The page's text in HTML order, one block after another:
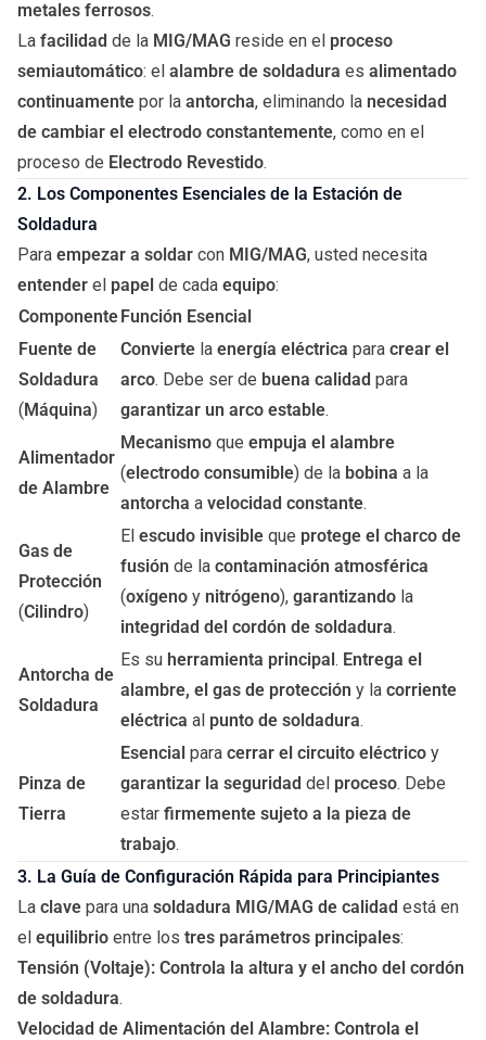
metales ferrosos.
La facilidad de la MIG/MAG reside en el proceso
semiautomático: el alambre de soldadura es alimentado
continuamente por la antorcha, eliminando la necesidad
de cambiar el electrodo constantemente, como en el
proceso de Electrodo Revestido.
2. Los Componentes Esenciales de la Estación de
Soldadura
Para empezar a soldar con MIG/MAG, usted necesita
entender el papel de cada equipo:
ComponenteFunción Esencial
Fuente de
Soldadura
(Máquina)
Convierte la energía eléctrica para crear el
arco. Debe ser de buena calidad para
garantizar un arco estable.
Alimentador
de Alambre
Mecanismo que empuja el alambre
(electrodo consumible) de la bobina a la
antorcha a velocidad constante.
Gas de
Protección
(Cilindro)
El escudo invisible que protege el charco de
fusión de la contaminación atmosférica
(oxígeno y nitrógeno), garantizando la
integridad del cordón de soldadura.
Antorcha de
Soldadura
Es su herramienta principal. Entrega el
alambre, el gas de protección y la corriente
eléctrica al punto de soldadura.
Pinza de
Tierra
Esencial para cerrar el circuito eléctrico y
garantizar la seguridad del proceso. Debe
estar firmemente sujeto a la pieza de
trabajo.
3. La Guía de Configuración Rápida para Principiantes
La clave para una soldadura MIG/MAG de calidad está en
el equilibrio entre los tres parámetros principales:
Tensión (Voltaje): Controla la altura y el ancho del cordón
de soldadura.
Velocidad de Alimentación del Alambre: Controla el